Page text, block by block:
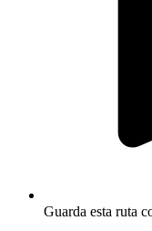
Guarda esta ruta